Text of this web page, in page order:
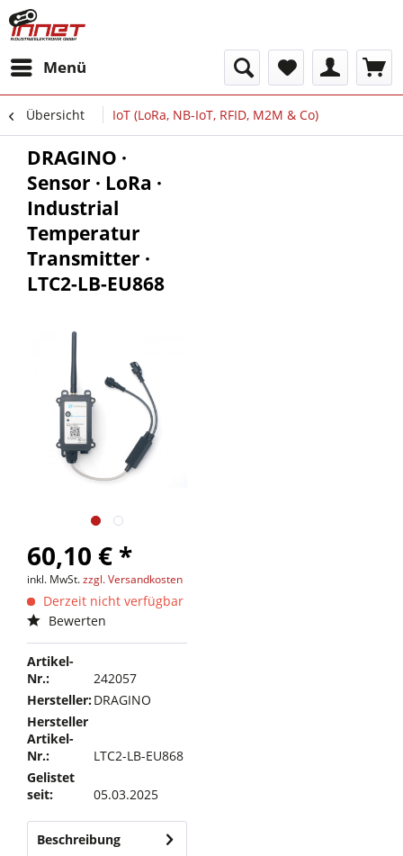
Menü
Übersicht IoT (LoRa, NB-IoT, RFID, M2M & Co)
DRAGINO ·
Sensor · LoRa ·
Industrial
Temperatur
Transmitter ·
LTC2-LB-EU868
60,10 € *
inkl. MwSt.zzgl. Versandkosten
Derzeit nicht verfügbar
Bewerten
Artikel-
Nr.:
242057
Hersteller:DRAGINO
Hersteller
Artikel-
Nr.:
LTC2-LB-EU868
Gelistet
seit:
05.03.2025
Beschreibung